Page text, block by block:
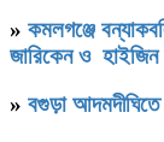
» কমলগঞ্জে
জারিকেন ও হাইজিন
» বগুড়া আদমদীঘিতে